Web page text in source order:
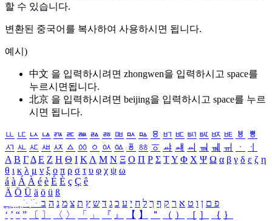
할 수 있습니다.
변환된 중국어를 복사하여 사용하시면 됩니다.
예시)
中文 을 입력하시려면 zhongwen을 입력하시고 space를
누르시면됩니다.
北京 을 입력하시려면 beijing을 입력하시고 space를 누르
시면 됩니다.
ㅥ ㅦ ㅧ ㅨ ㅩ ㅪ ㅫ ㅬ ㅭ ㅮ ㅯ ㅰ ㅱ ㅲ ㅳ ㅴ ㅵ ㅶ ㅷ ㅸ
ㅹ
ㅺ ㅻ ㅼ ㅽ ㅾ ㅿ ㆀ ㆁ ㆂ ㆃ ㆄ ㆅ ㆆ ㆇ ㆈ ㆉ ㆊ ㆋ ㆌ ㆍ
ㆎ
Α Β ΓΔ Ε Ζ Η Θ Ι ΚΛ Μ Ν Ξ Ο Π Ρ Σ ΤΥ Φ Χ Ψ Ω α β γ δ ε ζ η
θ ι κ λ μ ν ξ ο π ρ σ τ υ φ χ ψ ω
á à Á À é è É È ç Ç ê
Ä Ö Ü ä ö ü ß
ִֶֹ ֻּ ׁׂ פ ם ן ו ט א ר ק ף ך ל ח י ע כ ג ד ש ץ ת צ מ נ ה ב
‘ ’ “ ” 〔 〕 〈 〉 「 」 『 』 【 】 ＂ （ ） ［ ］ ｛ ｝